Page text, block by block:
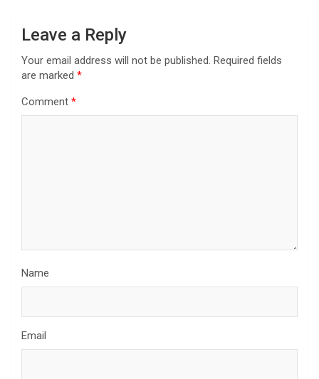
Leave a Reply
Your email address will not be published. Required fields
are marked *
Comment *
Name
Email